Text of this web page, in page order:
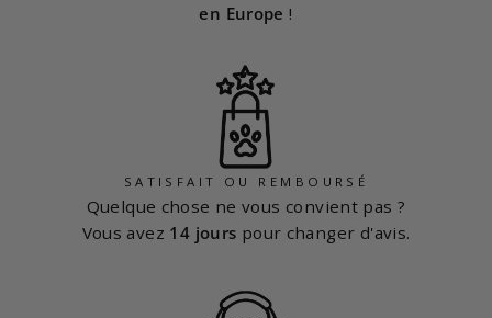
en Europe !
SATISFAIT OU REMBOURSÉ
Quelque chose ne vous convient pas ?
Vous avez 14 jours pour changer d'avis.